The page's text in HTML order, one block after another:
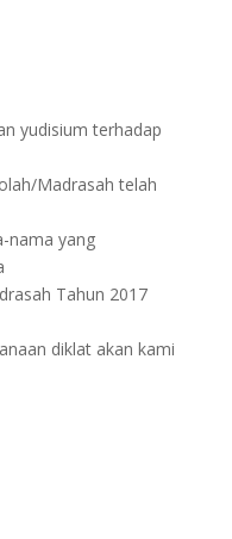
yudisium terhadap
Madrasah telah
nama yang
Tahun 2017
diklat akan kami